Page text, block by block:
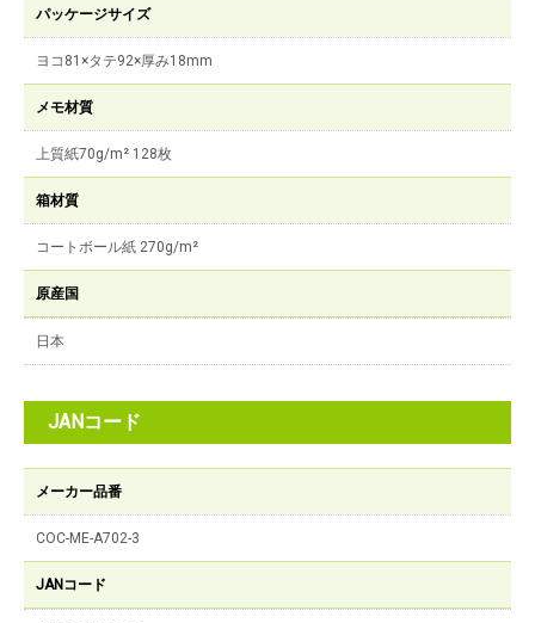
パッケージサイズ
ヨコ81×タテ92×厚み18mm
メモ材質
上質紙70g/m² 128枚
箱材質
コートボール紙 270g/m²
原産国
日本
JANコード
メーカー品番
COC-ME-A702-3
JANコード